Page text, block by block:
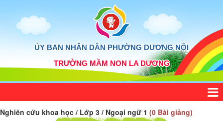
ỦY BAN NHÂN DÂN PHƯỜNG DƯƠNG NỘI
TRƯỜNG MẦM NON LA DƯƠNG
Nghiên cứu khoa học / Lớp 3 / Ngoại ngữ 1 (0 Bài giảng)